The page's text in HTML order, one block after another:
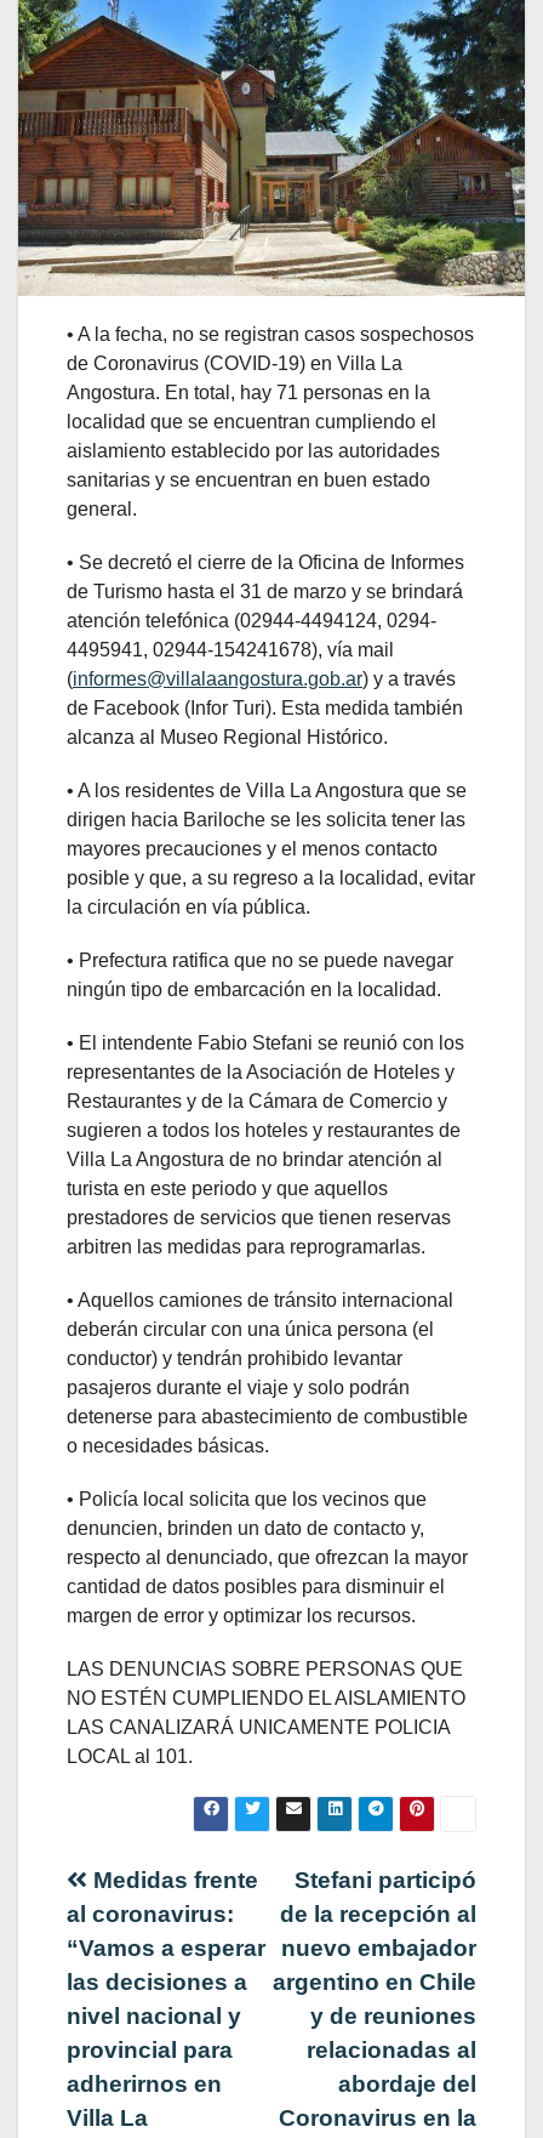
• A la fecha, no se registran casos sospechosos
de Coronavirus (COVID-19) en Villa La
Angostura. En total, hay 71 personas en la
localidad que se encuentran cumpliendo el
aislamiento establecido por las autoridades
sanitarias y se encuentran en buen estado
general.
• Se decretó el cierre de la Oficina de Informes
de Turismo hasta el 31 de marzo y se brindará
atención telefónica (02944-4494124, 0294-
4495941, 02944-154241678), vía mail
(informes@villalaangostura.gob.ar) y a través
de Facebook (Infor Turi). Esta medida también
alcanza al Museo Regional Histórico.
• A los residentes de Villa La Angostura que se
dirigen hacia Bariloche se les solicita tener las
mayores precauciones y el menos contacto
posible y que, a su regreso a la localidad, evitar
la circulación en vía pública.
• Prefectura ratifica que no se puede navegar
ningún tipo de embarcación en la localidad.
• El intendente Fabio Stefani se reunió con los
representantes de la Asociación de Hoteles y
Restaurantes y de la Cámara de Comercio y
sugieren a todos los hoteles y restaurantes de
Villa La Angostura de no brindar atención al
turista en este periodo y que aquellos
prestadores de servicios que tienen reservas
arbitren las medidas para reprogramarlas.
• Aquellos camiones de tránsito internacional
deberán circular con una única persona (el
conductor) y tendrán prohibido levantar
pasajeros durante el viaje y solo podrán
detenerse para abastecimiento de combustible
o necesidades básicas.
• Policía local solicita que los vecinos que
denuncien, brinden un dato de contacto y,
respecto al denunciado, que ofrezcan la mayor
cantidad de datos posibles para disminuir el
margen de error y optimizar los recursos.
LAS DENUNCIAS SOBRE PERSONAS QUE
NO ESTÉN CUMPLIENDO EL AISLAMIENTO
LAS CANALIZARÁ UNICAMENTE POLICIA
LOCAL al 101.
Navegación
de
entradas
Stefani participó
de la recepción al
nuevo embajador
argentino en Chile
y de reuniones
relacionadas al
abordaje del
Coronavirus en la
Medidas frente
al coronavirus:
“Vamos a esperar
las decisiones a
nivel nacional y
provincial para
adherirnos en
Villa La